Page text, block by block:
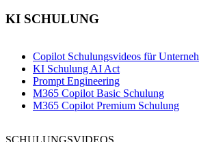
KI SCHULUNG
Copilot Schulungsvideos für
KI Schulung AI Act
Prompt Engineering
M365 Copilot Basic Schulung
M365 Copilot Premium Schulung